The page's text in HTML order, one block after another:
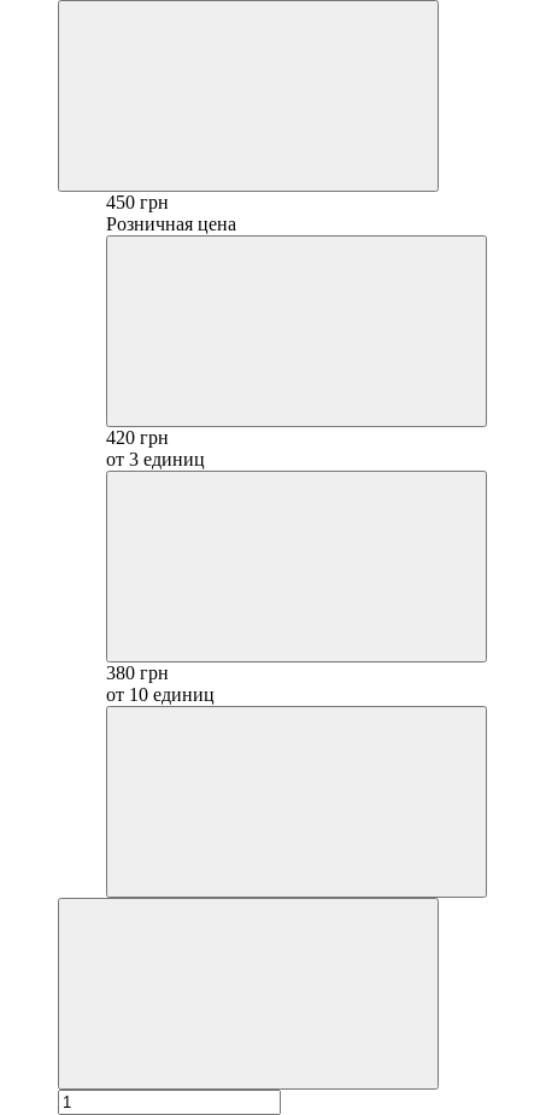
450 грн
Розничная цена
420 грн
от 3 единиц
380 грн
от 10 единиц